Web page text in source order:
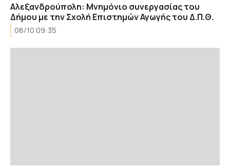
Αλεξανδρούπολη: Μνημόνιο συνεργασίας του
Δήμου με την Σχολή Επιστημών Αγωγής του Δ.Π.Θ.
08/10 09:35